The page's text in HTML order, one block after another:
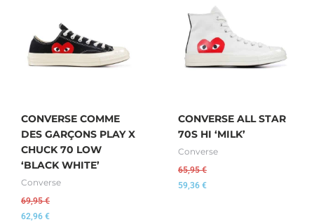
CONVERSE COMME
DES GARÇONS PLAY X
CHUCK 70 LOW
‘BLACK WHITE’
Converse
69,95€
62,96 €
CONVERSE ALL STAR
70S HI ‘MILK’
Converse
65,95€
59,36 €